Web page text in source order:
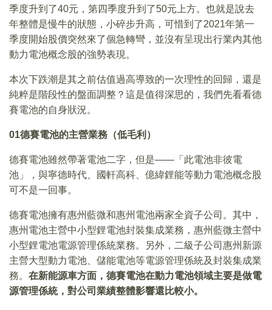
季度升到了40元，第四季度升到了50元上方。也就是說去
年整體是慢牛的狀態，小碎步升高，可惜到了2021年第一
季度開始股價突然來了個急轉彎，並沒有呈現出行業内其他
動力電池概念股的強勢表現。
本次下跌潮是其之前估值過高導致的一次理性的回歸，還是
純粹是階段性的盤面調整？這是值得深思的，我們先看看德
賽電池的自身狀況。
01德賽電池的主營業務（低毛利）
德賽電池雖然帶著電池二字，但是——「此電池非彼電
池」，與寧德時代、國軒高科、億緯鋰能等動力電池概念股
可不是一回事。
德賽電池擁有惠州藍微和惠州電池兩家全資子公司。其中，
惠州電池主營中小型鋰電池封裝集成業務，惠州藍微主營中
小型鋰電池電源管理係統業務。另外，二級子公司惠州新源
主營大型動力電池、儲能電池等電源管理係統及封裝集成業
務。 在新能源車方面，德賽電池在動力電池領域主要是做電
源管理係統，對公司業績整體影響還比較小。